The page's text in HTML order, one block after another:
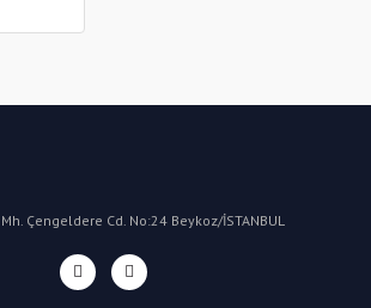
Çengeldere Cd. No:24 Beykoz/İSTANBUL